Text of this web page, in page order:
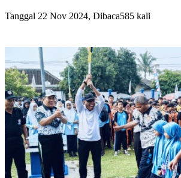
Tanggal 22 Nov 2024, Dibaca585 kali